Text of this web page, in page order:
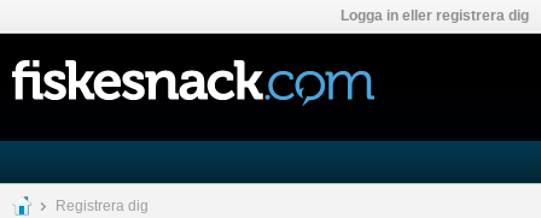
Logga in eller registrera dig
Registrera dig